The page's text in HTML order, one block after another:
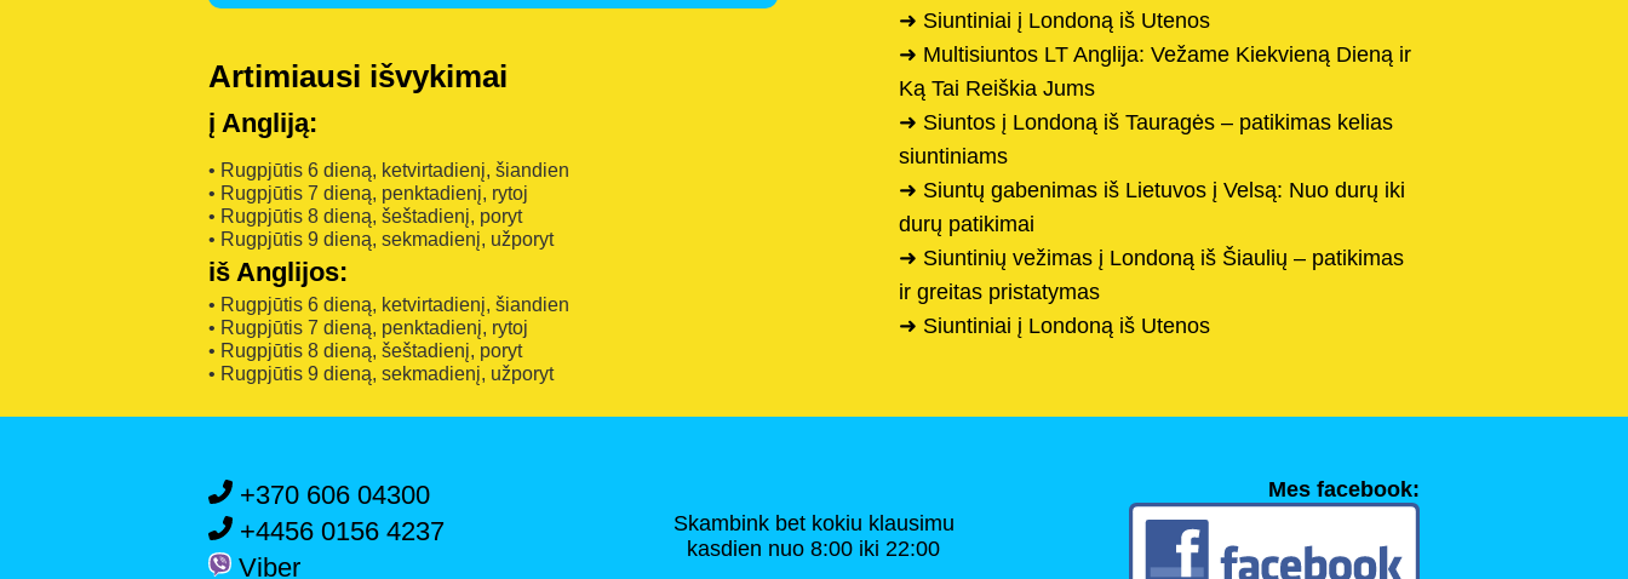
Artimiausi išvykimai
į Angliją:
• Rugpjūtis 6 dieną, ketvirtadienį, šiandien
• Rugpjūtis 7 dieną, penktadienį, rytoj
• Rugpjūtis 8 dieną, šeštadienį, poryt
• Rugpjūtis 9 dieną, sekmadienį, užporyt
iš Anglijos:
• Rugpjūtis 6 dieną, ketvirtadienį, šiandien
• Rugpjūtis 7 dieną, penktadienį, rytoj
• Rugpjūtis 8 dieną, šeštadienį, poryt
• Rugpjūtis 9 dieną, sekmadienį, užporyt
➜ Siuntiniai į Londoną iš Utenos
➜ Multisiuntos LT Anglija: Vežame Kiekvieną Dieną ir
Ką Tai Reiškia Jums
➜ Siuntos į Londoną iš Tauragės – patikimas kelias
siuntiniams
➜ Siuntų gabenimas iš Lietuvos į Velsą: Nuo durų iki
durų patikimai
➜ Siuntinių vežimas į Londoną iš Šiaulių – patikimas
ir greitas pristatymas
➜ Siuntiniai į Londoną iš Utenos
+370 606 04300
+4456 0156 4237
Viber
Skambink bet kokiu klausimu
kasdien nuo 8:00 iki 22:00
Mes facebook: